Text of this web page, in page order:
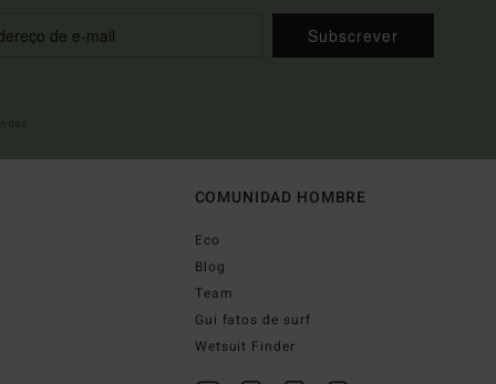
Subscrever
COMUNIDAD HOMBRE
Eco
Blog
Team
Gui fatos de surf
Wetsuit Finder